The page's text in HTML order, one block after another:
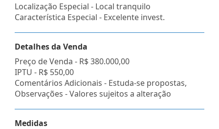
Localização Especial - Local tranquilo
Característica Especial - Excelente invest.
Detalhes da Venda
Preço de Venda - R$ 380.000,00
IPTU - R$ 550,00
Comentários Adicionais - Estuda-se propostas,
Observações - Valores sujeitos a alteração
Medidas